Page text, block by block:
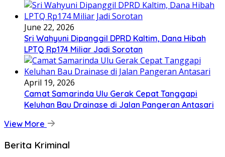
June 22, 2026
Sri Wahyuni Dipanggil DPRD Kaltim, Dana Hibah
LPTQ Rp174 Miliar Jadi Sorotan
April 19, 2026
Camat Samarinda Ulu Gerak Cepat Tanggapi
Keluhan Bau Drainase di Jalan Pangeran Antasari
View More
Berita Kriminal